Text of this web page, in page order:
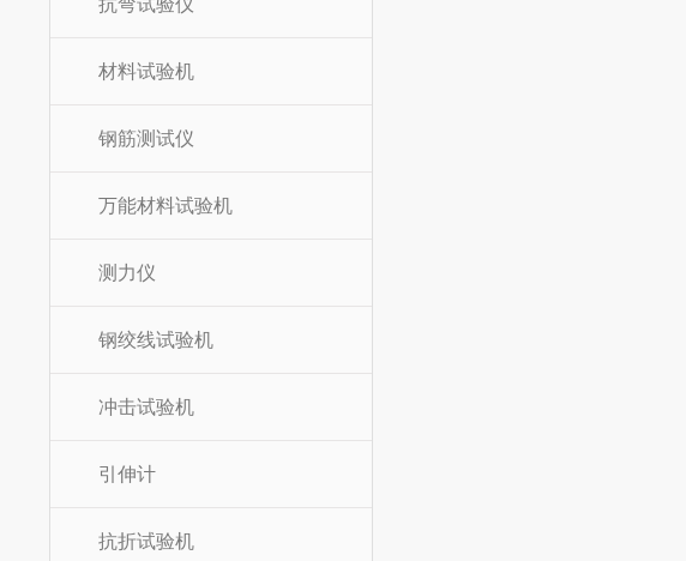
抗弯试验仪
材料试验机
钢筋测试仪
万能材料试验机
测力仪
钢绞线试验机
冲击试验机
引伸计
抗折试验机